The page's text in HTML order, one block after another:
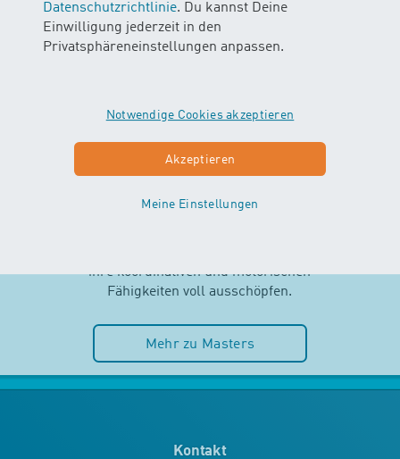
Datenschutzrichtlinie. Du kannst Deine
Einwilligung jederzeit in den
Privatsphäreneinstellungen anpassen.
Notwendige Cookies akzeptieren
Akzeptieren
Meine Einstellungen
MASTERS
AB 2.5 JAHREN
Selbstständigkeit und Spass im
ihre koordinativen und motorischen
Fähigkeiten voll ausschöpfen.
Mehr zu Masters
Kontakt